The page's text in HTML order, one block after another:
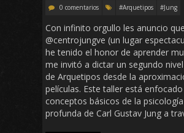
0 comentarios
#Arquetipos #Jung
Con infinito orgullo les anuncio
@centrojungve (un lugar
he tenido el honor de aprender
me invitó a dictar un segundo
de Arquetipos desde la
películas. Este taller está
conceptos básicos de la
profunda de Carl Gustav Jung a